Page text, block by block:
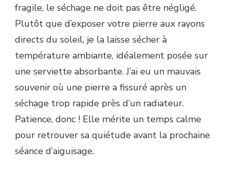
fragile, le séchage ne doit pas être négligé.
Plutôt que d’exposer votre pierre aux rayons
directs du soleil, je la laisse sécher à
température ambiante, idéalement posée sur
une serviette absorbante. J’ai eu un mauvais
souvenir où une pierre a fissuré après un
séchage trop rapide près d’un radiateur.
Patience, donc ! Elle mérite un temps calme
pour retrouver sa quiétude avant la prochaine
séance d’aiguisage.